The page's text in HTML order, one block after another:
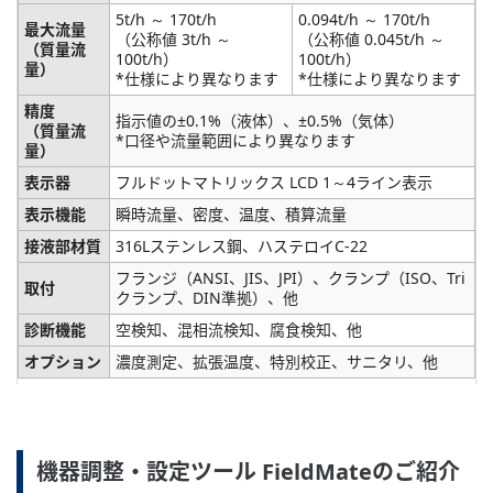
最大流量
（質量流
量）
5t/h ～ 170t/h
（公称値 3t/h ～
100t/h）
*仕様により異なります
0.094t/h ～ 170t/h
（公称値 0.045t/h ～
100t/h）
*仕様により異なります
精度
（質量流
量）
指示値の±0.1%（液体）、±0.5%（気体）
*口径や流量範囲により異なります
表示器
フルドットマトリックス LCD 1～4ライン表示
表示機能
瞬時流量、密度、温度、積算流量
接液部材質
316Lステンレス鋼、ハステロイC-22
取付
フランジ（ANSI、JIS、JPI）、クランプ（ISO、Tri
クランプ、DIN準拠）、他
診断機能
空検知、混相流検知、腐食検知、他
オプション
濃度測定、拡張温度、特別校正、サニタリ、他
機器調整・設定ツール FieldMateのご紹介